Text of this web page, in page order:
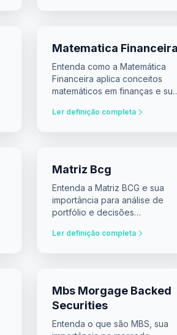
Matematica
Entenda como a Matemática
Financeira aplica conceitos
matemáticos em finanças e sua
investimentos.
Ler definição completa
Matriz Bcg
Entenda a Matriz BCG e sua
importância para análise de
portfólio e decisões
Ler definição completa
Mbs Morgage Backed
Securities
Entenda o que são MBS, sua